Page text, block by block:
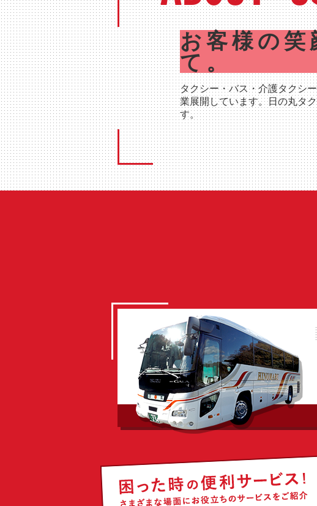
お客様の笑
て。
タクシー・バス・介護タクシ
業展開しています。日の丸タ
す。